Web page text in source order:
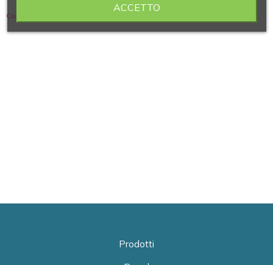
Contiene 4 articoli
Prodotti
ACCETTO